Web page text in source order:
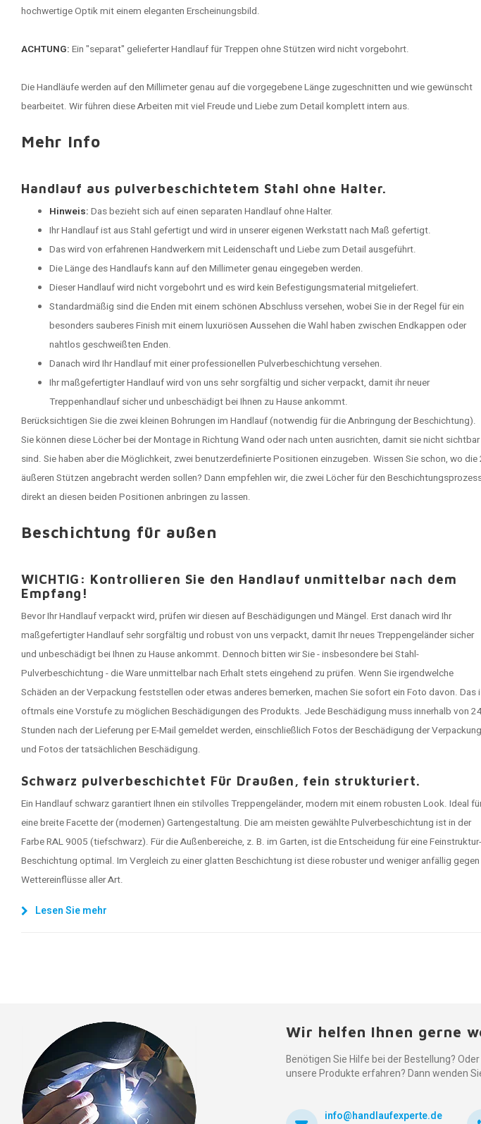
hochwertige Optik mit einem eleganten Erscheinungsbild.
ACHTUNG: Ein "separat" gelieferter Handlauf für Treppen ohne Stützen wird nicht vorgebohrt.
Die Handläufe werden auf den Millimeter genau auf die vorgegebene Länge zugeschnitten und wie gewünscht
bearbeitet. Wir führen diese Arbeiten mit viel Freude und Liebe zum Detail komplett intern aus.
Mehr Info
Handlauf aus pulverbeschichtetem Stahl ohne Halter.
Hinweis: Das bezieht sich auf einen separaten Handlauf ohne Halter.
Ihr Handlauf ist aus Stahl gefertigt und wird in unserer eigenen Werkstatt nach Maß gefertigt.
Das wird von erfahrenen Handwerkern mit Leidenschaft und Liebe zum Detail ausgeführt.
Die Länge des Handlaufs kann auf den Millimeter genau eingegeben werden.
Dieser Handlauf wird nicht vorgebohrt und es wird kein Befestigungsmaterial mitgeliefert.
Standardmäßig sind die Enden mit einem schönen Abschluss versehen, wobei Sie in der Regel für ein
besonders sauberes Finish mit einem luxuriösen Aussehen die Wahl haben zwischen Endkappen oder
nahtlos geschweißten Enden.
Danach wird Ihr Handlauf mit einer professionellen Pulverbeschichtung versehen.
Ihr maßgefertigter Handlauf wird von uns sehr sorgfältig und sicher verpackt, damit ihr neuer
Treppenhandlauf sicher und unbeschädigt bei Ihnen zu Hause ankommt.
Berücksichtigen Sie die zwei kleinen Bohrungen im Handlauf (notwendig für die Anbringung der Beschichtung).
Sie können diese Löcher bei der Montage in Richtung Wand oder nach unten ausrichten, damit sie nicht sichtbar
sind. Sie haben aber die Möglichkeit, zwei benutzerdefinierte Positionen einzugeben. Wissen Sie schon, wo die
äußeren Stützen angebracht werden sollen? Dann empfehlen wir, die zwei Löcher für den
direkt an diesen beiden Positionen anbringen zu lassen.
Beschichtung für außen
WICHTIG: Kontrollieren Sie den Handlauf unmittelbar nach dem
Empfang!
Bevor Ihr Handlauf verpackt wird, prüfen wir diesen auf Beschädigungen und Mängel. Erst danach wird Ihr
maßgefertigter Handlauf sehr sorgfältig und robust von uns verpackt, damit Ihr neues Treppengeländer sicher
und unbeschädigt bei Ihnen zu Hause ankommt. Dennoch bitten wir Sie - insbesondere bei Stahl-
Pulverbeschichtung - die Ware unmittelbar nach Erhalt stets eingehend zu prüfen. Wenn Sie irgendwelche
Schäden an der Verpackung feststellen oder etwas anderes bemerken, machen Sie sofort ein Foto davon. Das
oftmals eine Vorstufe zu möglichen Beschädigungen des Produkts. Jede Beschädigung muss innerhalb von
Stunden nach der Lieferung per E-Mail gemeldet werden, einschließlich Fotos der Beschädigung der Verpackung
und Fotos der tatsächlichen Beschädigung.
Schwarz pulverbeschichtet Für Draußen, fein strukturiert.
Ein Handlauf schwarz garantiert Ihnen ein stilvolles Treppengeländer, modern mit einem robusten Look. Ideal
eine breite Facette der (modernen) Gartengestaltung. Die am meisten gewählte Pulverbeschichtung ist in der
Farbe RAL 9005 (tiefschwarz). Für die Außenbereiche, z. B. im Garten, ist die Entscheidung für eine Feinstruktur-
Beschichtung optimal. Im Vergleich zu einer glatten Beschichtung ist diese robuster und weniger anfällig gegen
Wettereinflüsse aller Art.
Lesen Sie mehr
Wir helfen Ihnen gerne
Benötigen Sie Hilfe bei der Bestellung?
unsere Produkte erfahren? Dann wenden
info@handlaufexperte.de